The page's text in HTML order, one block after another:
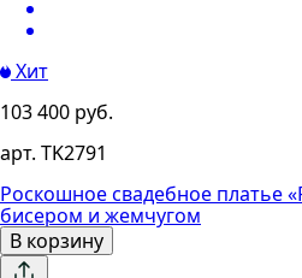
Хит
103 400 руб.
арт. TK2791
Роскошное свадебное платье
бисером и жемчугом
В корзину